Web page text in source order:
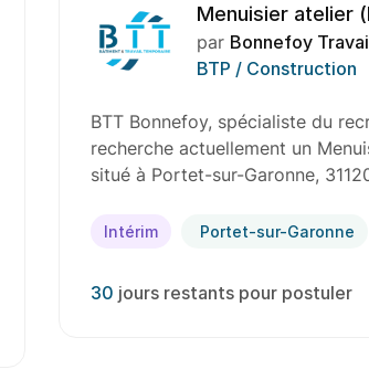
Menuisier atelier
par Bonnefoy
BTP / Construction
BTT Bonnefoy, spécialiste du
recherche actuellement un
situé à Portet-sur-Garonne,
Intérim Portet-sur-Garonne
30 jours restants pour postuler